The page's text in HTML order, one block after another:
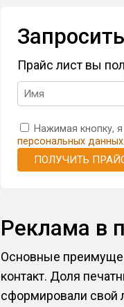
Прайс лист вы
Нажимая кнопку,
персональных данных.
ПОЛУЧИТЬ
Реклама в
Основные
контакт. Доля
сформировали свой